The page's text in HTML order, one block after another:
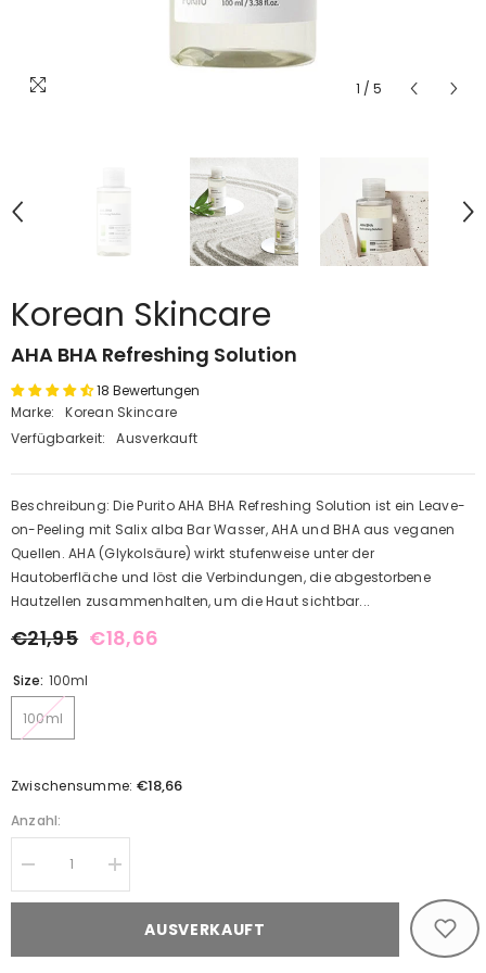
1 / 5
Korean Skincare
AHA BHA Refreshing Solution
18 Bewertungen
Marke:
Korean Skincare
Verfügbarkeit:
Ausverkauft
Beschreibung: Die Purito AHA BHA Refreshing Solution ist ein Leave-
on-Peeling mit Salix alba Bar Wasser, AHA und BHA aus veganen
Quellen. AHA (Glykolsäure) wirkt stufenweise unter der
Hautoberfläche und löst die Verbindungen, die abgestorbene
Hautzellen zusammenhalten, um die Haut sichtbar...
€21,95 €18,66
Size: 100ml
100ml
Zwischensumme: €18,66
Anzahl:
Decrease
quantity
for
Refreshing
Increase
quantity
for
Refreshing
AUSVERKAUFT